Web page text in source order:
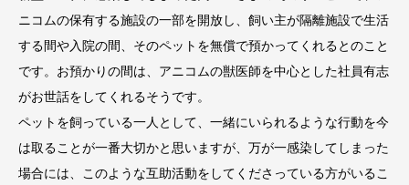
ニコムの保有する施設の一部を開放し、飼い主が隔離施設で生活
する間や入院の間、そのペットを無償で預かってくれるとのこと
です。お預かりの間は、アニコムの獣医師を中心とした社員有志
がお世話をしてくれるそうです。
ペットを飼っている一人として、一緒にいられるような行動を今
は取ることが一番大切かと思いますが、万が一感染してしまった
場合には、このような互助活動をしてくださっている方がいるこ